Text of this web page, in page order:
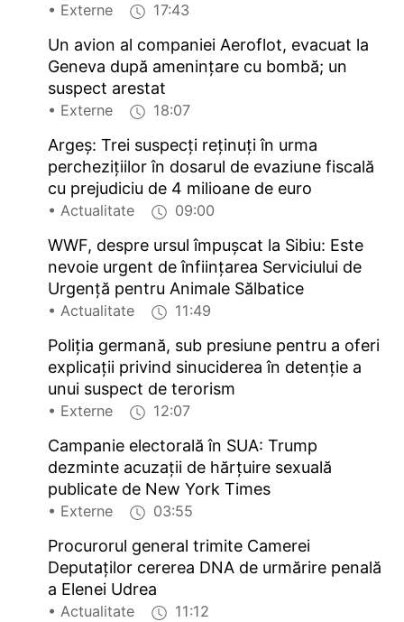
• Externe 17:43
Un avion al companiei Aeroflot, evacuat la
Geneva după amenințare cu bombă; un
suspect arestat
• Externe 18:07
Argeș: Trei suspecți reținuți în urma
perchezițiilor în dosarul de evaziune fiscală
cu prejudiciu de 4 milioane de euro
• Actualitate 09:00
WWF, despre ursul împușcat la Sibiu: Este
nevoie urgent de înființarea Serviciului de
Urgență pentru Animale Sălbatice
• Actualitate 11:49
Poliția germană, sub presiune pentru a oferi
explicații privind sinuciderea în detenție a
unui suspect de terorism
• Externe 12:07
Campanie electorală în SUA: Trump
dezminte acuzații de hărțuire sexuală
publicate de New York Times
• Externe 03:55
Procurorul general trimite Camerei
Deputaților cererea DNA de urmărire penală
a Elenei Udrea
• Actualitate 11:12